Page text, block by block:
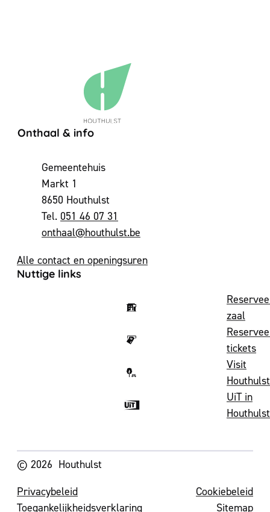
Contact & openingsuren
Onthaal & info
AdresGemeentehuis
Markt 1
,8650 Houthulst
051 46 07 31
E-mailonthaal@houthulst.be
Alle contact en openingsuren
Nuttige links
zaal
tickets
Visit
Houthulst
UiT in
Houthulst
© 2026 Houthulst
Privacybeleid
Cookiebeleid
Toegankelijkheidsverklaring
Sitemap